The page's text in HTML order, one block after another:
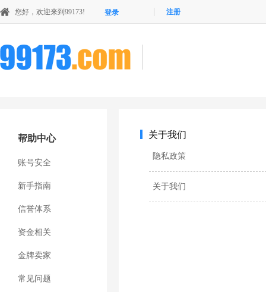
您好，欢迎来到99173! 登录 注册
帮助中心
账号安全
新手指南
信誉体系
资金相关
金牌卖家
常见问题
关于我们
隐私政策
关于我们